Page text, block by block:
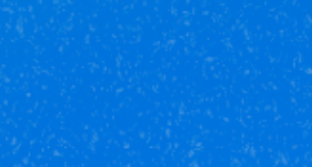
Юникор Услуги
Получай кешбэк от 5 000 рублей
Скачивай приложение на свой смартфон
Юникор Агент
Приложение для агентов Unikor
Скачивай приложение на свой смартфон